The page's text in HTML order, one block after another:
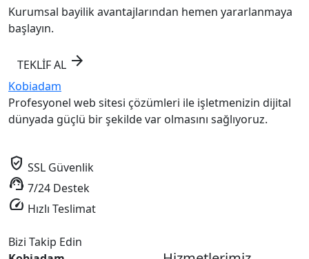
Kurumsal bayilik avantajlarından hemen yararlanmaya
başlayın.
TEKLİF AL arrow_forward
Kobiadam
Profesyonel web sitesi çözümleri ile işletmenizin dijital
dünyada güçlü bir şekilde var olmasını sağlıyoruz.
verified_user SSL Güvenlik
support_agent 7/24 Destek
speed Hızlı Teslimat
Bizi Takip Edin